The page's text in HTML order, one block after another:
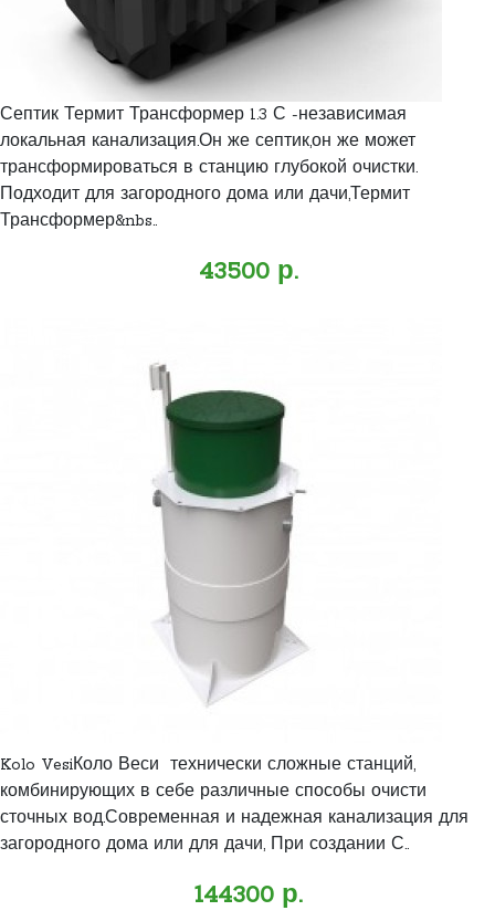
Септик Термит Трансформер 1.3 С -независимая
локальная канализация.Он же септик,он же может
трансформироваться в станцию глубокой очистки.
Подходит для загородного дома или дачи,Термит
Трансформер&nbs..
43500 р.
Kolo VesiКоло Веси технически сложные станций,
комбинирующих в себе различные способы очисти
сточных вод.Современная и надежная канализация для
загородного дома или для дачи, При создании С..
144300 р.